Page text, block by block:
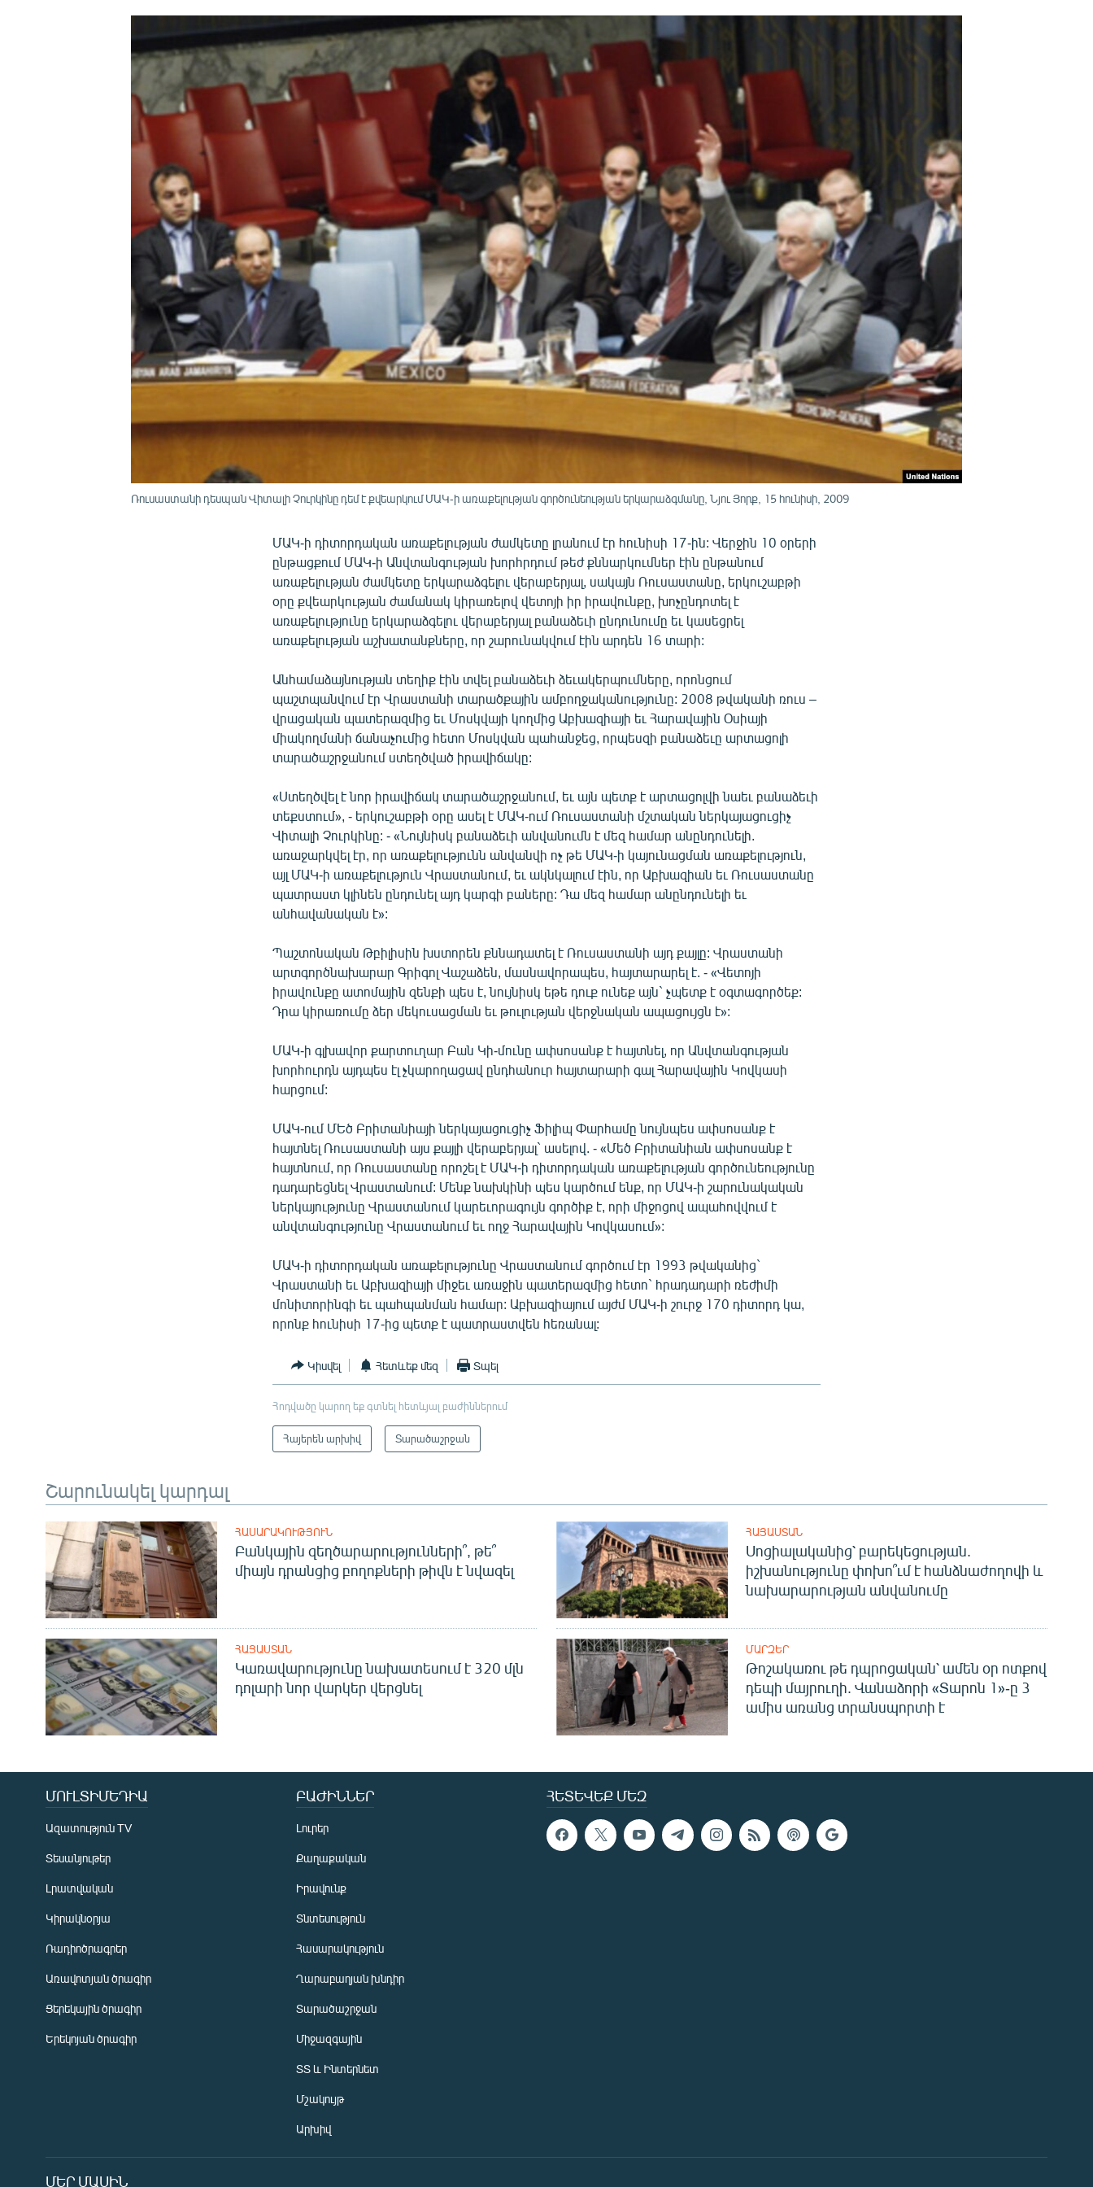
ՄԵԿՆԱԲԱՆՈՒԹՅՈՒՆ
ՁԳՏԵԼՈՎ ԼԱՎԱԳՈՒՅՆԻՆ
Ռուսաստանի դեսպան Վիտալի Չուրկինը դեմ է քվեարկում ՄԱԿ-ի առաքելության գործունեության երկարաձգմանը, Նյու Յորք, 15 հունիսի, 2009
ՄԱԿ-ի դիտորդական առաքելության ժամկետը լրանում էր հունիսի 17-ին: Վերջին 10 օրերի
ընթացքում ՄԱԿ-ի Անվտանգության խորհրդում թեժ քննարկումներ էին ընթանում
առաքելության ժամկետը երկարաձգելու վերաբերյալ, սակայն Ռուսաստանը, երկուշաբթի
օրը քվեարկության ժամանակ կիրառելով վետոյի իր իրավունքը, խոչընդոտել է
առաքելությունը երկարաձգելու վերաբերյալ բանաձեւի ընդունումը եւ կասեցրել
առաքելության աշխատանքները, որ շարունակվում էին արդեն 16 տարի:
Անհամաձայնության տեղիք էին տվել բանաձեւի ձեւակերպումները, որոնցում
պաշտպանվում էր Վրաստանի տարածքային ամբողջականությունը: 2008 թվականի ռուս –
վրացական պատերազմից եւ Մոսկվայի կողմից Աբխազիայի եւ Հարավային Օսիայի
միակողմանի ճանաչումից հետո Մոսկվան պահանջեց, որպեսզի բանաձեւը արտացոլի
տարածաշրջանում ստեղծված իրավիճակը:
«Ստեղծվել է նոր իրավիճակ տարածաշրջանում, եւ այն պետք է արտացոլվի նաեւ բանաձեւի
տեքստում», - երկուշաբթի օրը ասել է ՄԱԿ-ում Ռուսաստանի մշտական ներկայացուցիչ
Վիտալի Չուրկինը: - «Նույնիսկ բանաձեւի անվանումն է մեզ համար անընդունելի.
առաջարկվել էր, որ առաքելությունն անվանվի ոչ թե ՄԱԿ-ի կայունացման առաքելություն,
այլ ՄԱԿ-ի առաքելություն Վրաստանում, եւ ակնկալում էին, որ Աբխազիան եւ Ռուսաստանը
պատրաստ կլինեն ընդունել այդ կարգի բաները: Դա մեզ համար անընդունելի եւ
անհավանական է»:
Պաշտոնական Թբիլիսին խստորեն քննադատել է Ռուսաստանի այդ քայլը: Վրաստանի
արտգործնախարար Գրիգոլ Վաշաձեն, մասնավորապես, հայտարարել է. - «Վետոյի
իրավունքը ատոմային զենքի պես է, նույնիսկ եթե դուք ունեք այն` չպետք է օգտագործեք:
Դրա կիրառումը ձեր մեկուսացման եւ թուլության վերջնական ապացույցն է»:
ՄԱԿ-ի գլխավոր քարտուղար Բան Կի-մունը ափսոսանք է հայտնել, որ Անվտանգության
խորհուրդն այդպես էլ չկարողացավ ընդհանուր հայտարարի գալ Հարավային Կովկասի
հարցում:
ՄԱԿ-ում ՄԵծ Բրիտանիայի ներկայացուցիչ Ֆիլիպ Փարհամը նույնպես ափսոսանք է
հայտնել Ռուսաստանի այս քայլի վերաբերյալ` ասելով. - «Մեծ Բրիտանիան ափսոսանք է
հայտնում, որ Ռուսաստանը որոշել է ՄԱԿ-ի դիտորդական առաքելության գործունեությունը
դադարեցնել Վրաստանում: Մենք նախկինի պես կարծում ենք, որ ՄԱԿ-ի շարունակական
ներկայությունը Վրաստանում կարեւորագույն գործիք է, որի միջոցով ապահովվում է
անվտանգությունը Վրաստանում եւ ողջ Հարավային Կովկասում»:
ՄԱԿ-ի դիտորդական առաքելությունը Վրաստանում գործում էր 1993 թվականից`
Վրաստանի եւ Աբխազիայի միջեւ առաջին պատերազմից հետո` հրադադարի ռեժիմի
մոնիտորինգի եւ պահպանման համար: Աբխազիայում այժմ ՄԱԿ-ի շուրջ 170 դիտորդ կա,
որոնք հունիսի 17-ից պետք է պատրաստվեն հեռանալ:
Կիսվել Հետևեք մեզ Տպել
Հոդվածը կարող եք գտնել հետևյալ բաժիններում
Հայերեն արխիվ Տարածաշրջան
Շարունակել կարդալ
ՀԱՍԱՐԱԿՈՒԹՅՈՒՆ
Բանկային զեղծարարությունների՞, թե՞
միայն դրանցից բողոքների թիվն է նվազել
ՀԱՅԱՍՏԱՆ
Սոցիալականից՝ բարեկեցության.
իշխանությունը փոխո՞ւմ է հանձնաժողովի և
նախարարության անվանումը
ՀԱՅԱՍՏԱՆ
Կառավարությունը նախատեսում է 320 մլն
դոլարի նոր վարկեր վերցնել
ՄԱՐԶԵՐ
Թոշակառու թե դպրոցական՝ ամեն օր ոտքով
դեպի մայրուղի. Վանաձորի «Տարոն 1»-ը 3
ամիս առանց տրանսպորտի է
ՀԵՏԵՎԵՔ ՄԵԶ
ՄՈՒԼՏԻՄԵԴԻԱ
Ազատություն TV
Տեսանյութեր
Լրատվական
Կիրակնօրյա
Ռադիոծրագրեր
Առավոտյան ծրագիր
Ցերեկային ծրագիր
Երեկոյան ծրագիր
ԲԱԺԻՆՆԵՐ
Լուրեր
Քաղաքական
Իրավունք
Տնտեսություն
Հասարակություն
Ղարաբաղյան խնդիր
Տարածաշրջան
Միջազգային
ՏՏ և Ինտերնետ
Մշակույթ
Արխիվ
ՄԵՐ ՄԱՍԻՆ